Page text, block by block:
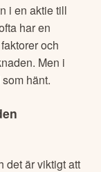
i en aktie till
har en
och
Men i
hänt.
det är viktigt att